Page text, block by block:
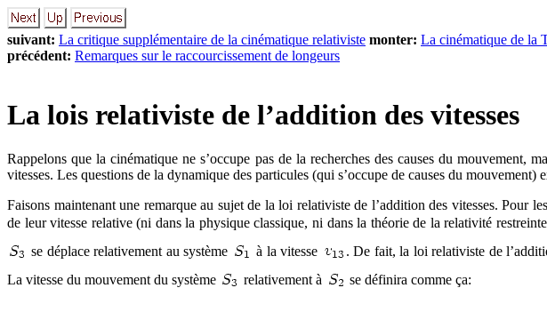
suivant: La critique supplémentaire de la cinématique relativiste monter: La cinématique de la
précédent: Remarques sur le raccourcissement de longeurs
La lois relativiste de l’addition des vitesses
Rappelons que la cinématique ne s’occupe pas de la recherches des causes du
vitesses. Les questions de la dynamique des particules (qui s’occupe de causes du
Faisons maintenant une remarque au sujet de la loi relativiste de l’addition des vitesses. Pour
de leur vitesse relative (ni dans la physique classique, ni dans la théorie de la relativité
se déplace relativement au système
à la vitesse
. De fait, la loi relativiste de
La vitesse du mouvement du système
relativement à se définira comme ça: